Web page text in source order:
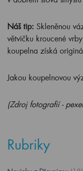
Náš tip: Skleněnou
větvičku kroucené
koupelna získá
Jakou koupelnovou
(Zdroj fotografií -
Rubriky